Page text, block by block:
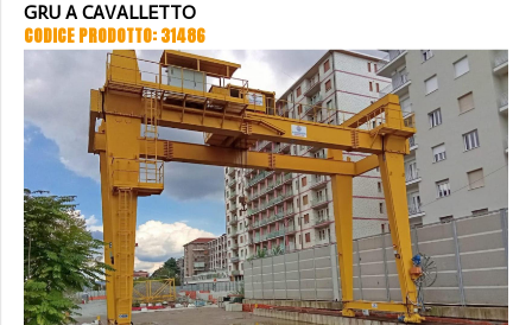
GRU A CAVALLETTO
CODICE PRODOTTO: 31486